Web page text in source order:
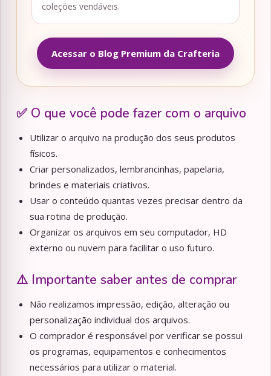
coleções vendáveis.
Acessar o Blog Premium da Crafteria
✅ O que você pode fazer com o arquivo
Utilizar o arquivo na produção dos seus produtos
físicos.
Criar personalizados, lembrancinhas, papelaria,
brindes e materiais criativos.
Usar o conteúdo quantas vezes precisar dentro da
sua rotina de produção.
Organizar os arquivos em seu computador, HD
externo ou nuvem para facilitar o uso futuro.
⚠️ Importante saber antes de comprar
Não realizamos impressão, edição, alteração ou
personalização individual dos arquivos.
O comprador é responsável por verificar se possui
os programas, equipamentos e conhecimentos
necessários para utilizar o material.